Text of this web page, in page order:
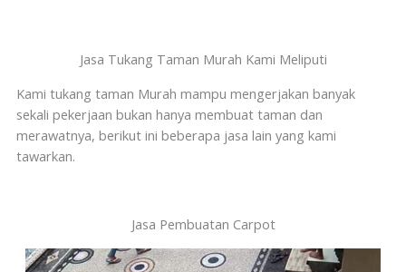
Jasa Tukang Taman Murah Kami Meliputi
Kami tukang taman Murah mampu mengerjakan banyak
sekali pekerjaan bukan hanya membuat taman dan
merawatnya, berikut ini beberapa jasa lain yang kami
tawarkan.
Jasa Pembuatan Carpot